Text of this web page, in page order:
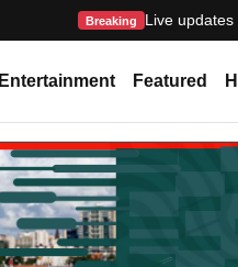
Breaking Live
Entertainment Featured